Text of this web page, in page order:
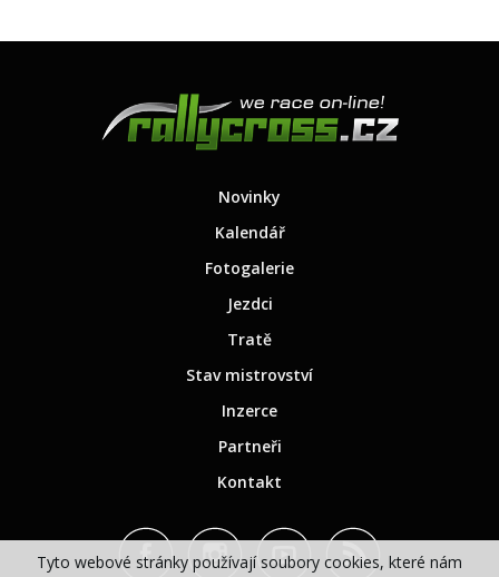
Tyto webové stránky používají soubory cookies, které nám
Novinky
Kalendář
Fotogalerie
Jezdci
Tratě
Stav mistrovství
Inzerce
Partneři
Kontakt